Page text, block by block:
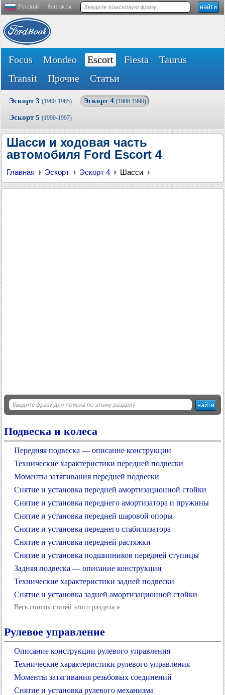
Русский Контакты
Focus Mondeo Escort Fiesta
Taurus
Transit
Прочие Статьи
Эскорт 3 (1980-1985) Эскорт 4 (1986-1990)
Эскорт 5 (1990-1997)
Шасси и ходовая часть
автомобиля Ford Escort 4
Главная Эскорт Эскорт 4 Шасси
Подвеска и колеса
Передняя подвеска — описание конструкции
Технические характеристики передней подвески
Моменты затягивания передней подвески
Снятие и установка передней амортизационной стойки
Снятие и установка переднего амортизатора и пружины
Снятие и установка передней шаровой опоры
Снятие и установка переднего стабилизатора
Снятие и установка передней растяжки
Снятие и установка подшипников передней ступицы
Задняя подвеска — описание конструкции
Технические характеристики задней подвески
Снятие и установка задней амортизационной стойки
Весь список статей этого раздела »
Рулевое управление
Описание конструкции рулевого управления
Технические характеристики рулевого управления
Моменты затягивания резьбовых соединений
Снятие и установка рулевого механизма